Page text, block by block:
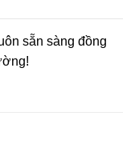
sẵn sàng đồng